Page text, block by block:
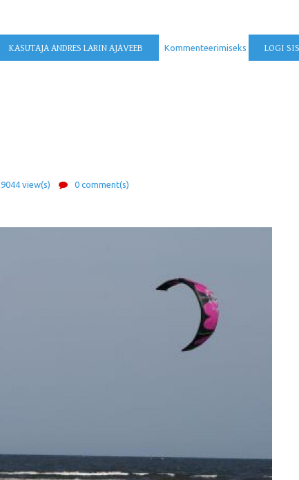
KASUTAJA ANDRES LARIN AJAVEEB Kommenteerimiseks LOGI
9044 view(s) 0 comment(s)